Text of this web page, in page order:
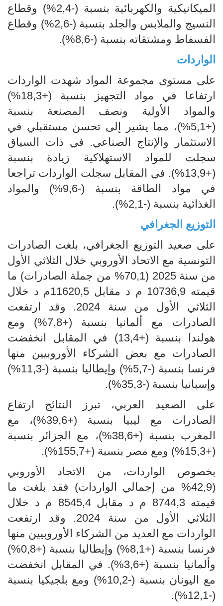
الميكانيكية والكهربائية بنسبة (-2,4%) وقطاع
النسيج والملابس والجلد بنسبة (-2,6%) وقطاع
الفسفاط ومشتقاته بنسبة (-8,6%).
الواردات
على مستوى مجموعة المواد شهدت الواردات
ارتفاعا في مواد التجهيز بنسبة (+18,3%)
والمواد الأولية ونصف المصنعة بنسبة
(+5,1%)، مما يشير إلى تحسن مستقبلي في
الاستثمار والإنتاج الصناعي. في ذات السياق
سجلت للمواد الاستهلاكية زيادة بنسبة
(+13,9%). في المقابل سجلت الواردات تراجعا
في مواد الطاقة بنسبة (-9,6%) والمواد
الغذائية بنسبة (-2,1%).
التوزيع الجغرافي
على صعيد التوزيع الجغرافي، بلغت الصادرات
التونسية مع الاتحاد الأوروبي خلال الثلاثي الأول
من سنة 2025 (70,1% من جملة الصادرات) ما
قيمته 10736,9 م د مقابل 11620,5م د خلال
الثلاثي الأول من سنة 2024. وقد ارتفعت
الصادرات مع ألمانيا بنسبة (+7,8%) ومع
هولندا بنسبة (+13,4) في المقابل انخفضت
الصادرات مع بعض الشركاء الأوروبيين منها
فرنسا بنسبة (-5,7%) وإيطاليا بنسبة (-11,3%)
وإسبانيا بنسبة (-35,3%).
على الصعيد العربي، تبرز النتائج ارتفاع
الصادرات مع ليبيا بنسبة (+39,6%)، مع
المغرب بنسبة (+38,6%)، مع الجزائر بنسبة
(+15,3%) ومع مصر بنسبة (+155,7%).
بخصوص الواردات، من الاتحاد الأوروبي
(42,9% من إجمالي الواردات) فقد بلغت ما
قيمته 8744,3 م د مقابل 8545,4 م د خلال
الثلاثي الأول من سنة 2024. وقد ارتفعت
الواردات مع العديد من الشركاء الأوروبيين منها
فرنسا بنسبة (+8,1%) وإيطاليا بنسبة (+0,8%)
وألمانيا بنسبة (+3,6%). في المقابل انخفضت
مع اليونان بنسبة (-10,2%) ومع بلجيكيا بنسبة
(-12,1%).